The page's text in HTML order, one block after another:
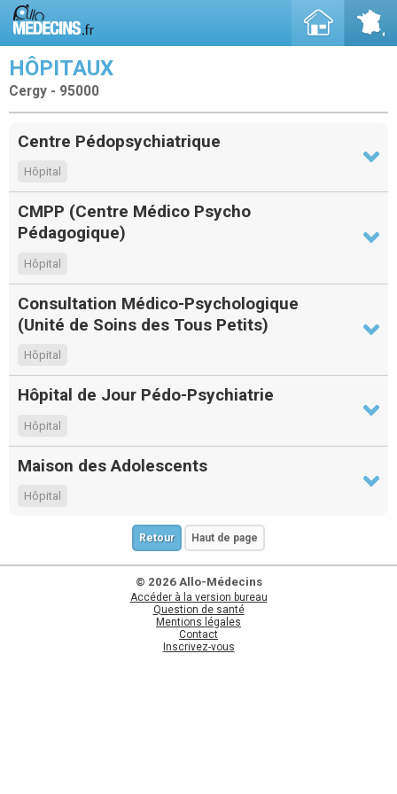
HÔPITAUX
Cergy - 95000
Centre Pédopsychiatrique
Hôpital
CMPP (Centre Médico Psycho
Pédagogique)
Hôpital
Consultation Médico-Psychologique
(Unité de Soins des Tous Petits)
Hôpital
Hôpital de Jour Pédo-Psychiatrie
Hôpital
Maison des Adolescents
Hôpital
Retour Haut de page
© 2026 Allo-Médecins
Accéder à la version bureau
Question de santé
Mentions légales
Contact
Inscrivez-vous